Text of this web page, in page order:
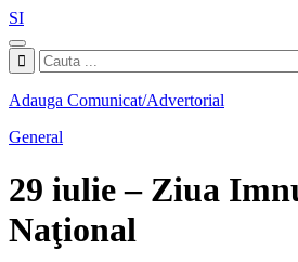
SI
Adauga Comunicat/Advertorial
General
29 iulie – Ziua
Naţional